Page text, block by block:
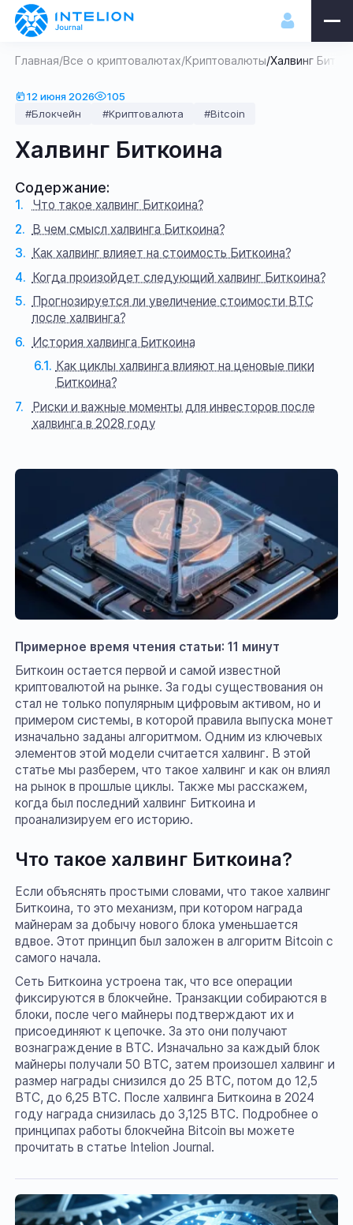
Главная/Все о криптовалютах/Криптовалюты/Халвинг
12 июня 2026
105
#Блокчейн
#Криптовалюта #Bitcoin
Халвинг Биткоина
Содержание:
Что такое халвинг Биткоина?
В чем смысл халвинга Биткоина?
Как халвинг влияет на стоимость Биткоина?
Когда произойдет следующий халвинг Биткоина?
Прогнозируется ли увеличение стоимости BTC
после халвинга?
История халвинга Биткоина
Как циклы халвинга влияют на ценовые пики
Биткоина?
Риски и важные моменты для инвесторов после
халвинга в 2028 году
Примерное время чтения статьи: 11 минут
Биткоин остается первой и самой известной
криптовалютой на рынке. За годы существования он
стал не только популярным цифровым активом, но и
примером системы, в которой правила выпуска монет
изначально заданы алгоритмом. Одним из ключевых
элементов этой модели считается халвинг. В этой
статье мы разберем, что такое халвинг и как он влиял
на рынок в прошлые циклы. Также мы расскажем,
когда был последний халвинг Биткоина и
проанализируем его историю.
Что такое халвинг Биткоина?
Если объяснять простыми словами, что такое халвинг
Биткоина, то это механизм, при котором награда
майнерам за добычу нового блока уменьшается
вдвое. Этот принцип был заложен в алгоритм Bitcoin с
самого начала.
Сеть Биткоина устроена так, что все операции
фиксируются в блокчейне. Транзакции собираются в
блоки, после чего майнеры подтверждают их и
присоединяют к цепочке. За это они получают
вознаграждение в BTC. Изначально за каждый блок
майнеры получали 50 BTC, затем произошел халвинг и
размер награды снизился до 25 BTC, потом до 12,5
BTC, до 6,25 BTC. После халвинга Биткоина в 2024
году награда снизилась до 3,125 BTC. Подробнее о
принципах работы блокчейна Bitcoin вы можете
прочитать в статье Intelion Journal.